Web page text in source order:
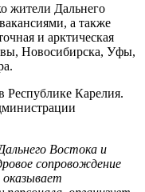
жители Дальнего
а также
и арктическая
Новосибирска, Уфы,
Республике Карелия.
Востока и
сопровождение